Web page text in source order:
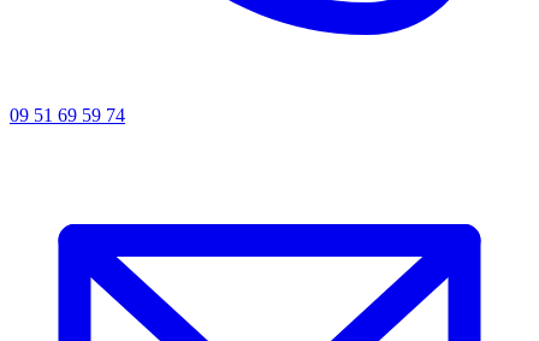
09 51 69 59 74